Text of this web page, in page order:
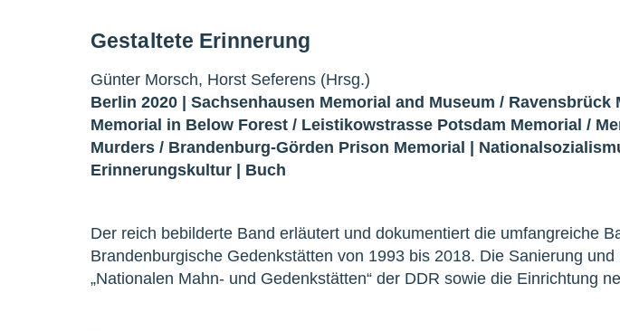
Gestaltete Erinnerung
Günter Morsch, Horst Seferens (Hrsg.)
Berlin 2020 | Sachsenhausen Memorial and Museum / Ravensbrück
Memorial in Below Forest / Leistikowstrasse Potsdam Memorial /
Murders / Brandenburg-Görden Prison Memorial |
Erinnerungskultur | Buch
Der reich bebilderte Band erläutert und dokumentiert die umfangreiche
Brandenburgische Gedenkstätten von 1993 bis 2018. Die Sanierung
„Nationalen Mahn- und Gedenkstätten“ der DDR sowie die Einrichtung